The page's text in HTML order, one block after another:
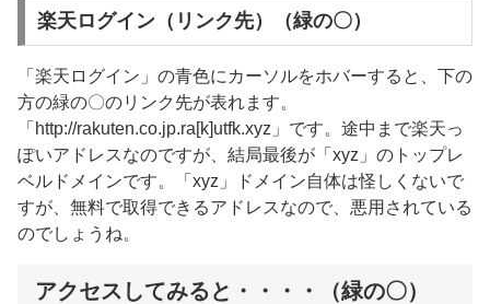
楽天ログイン（リンク先）（緑の〇）
「楽天ログイン」の青色にカーソルをホバーすると、下の
方の緑の〇のリンク先が表れます。
「http://rakuten.co.jp.ra[k]utfk.xyz」です。途中まで楽天っ
ぽいアドレスなのですが、結局最後が「xyz」のトップレ
ベルドメインです。「xyz」ドメイン自体は怪しくないで
すが、無料で取得できるアドレスなので、悪用されている
のでしょうね。
アクセスしてみると・・・・（緑の〇）